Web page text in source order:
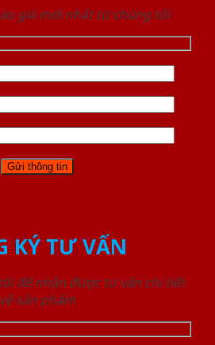
giá mới nhất từ chúng tôi
KÝ TƯ VẤN
để nhận được tư vấn chi tiết
về sản phẩm